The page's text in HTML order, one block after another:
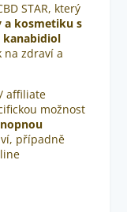
STAR, který
a kosmetiku s
na zdraví a
affiliate
možnost
případně